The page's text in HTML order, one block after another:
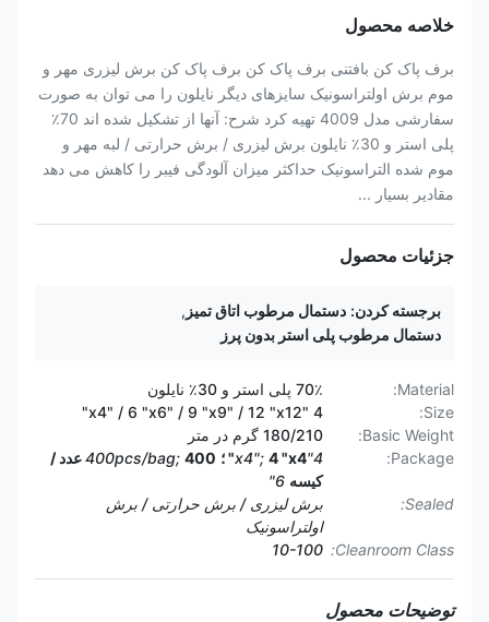
خلاصه محصول
برف پاک کن بافتنی برف پاک کن برف پاک کن برش لیزری مهر و
موم برش اولتراسونیک سایزهای دیگر نایلون را می توان به صورت
سفارشی مدل 4009 تهیه کرد شرح: آنها از تشکیل شده اند 70٪
پلی استر و 30٪ نایلون برش لیزری / برش حرارتی / لبه مهر و
موم شده التراسونیک حداکثر میزان آلودگی فیبر را کاهش می دهد
مقادیر بسیار ...
جزئیات محصول
برجسته کردن: دستمال مرطوب اتاق تمیز ,
دستمال مرطوب پلی استر بدون پرز
Material:
70٪ پلی استر و 30٪ نایلون
Size:
4 "x4" / 6 "x6" / 9 "x9" / 12 "x12"
Basic Weight:
180/210 گرم در متر
Package:
4"x4"; 4 "x4" ؛ 400pcs/bag;400 عدد /
کیسه 6"
Sealed:
برش لیزری / برش حرارتی / برش
اولتراسونیک
Cleanroom Class:
10-100
توضیحات محصول